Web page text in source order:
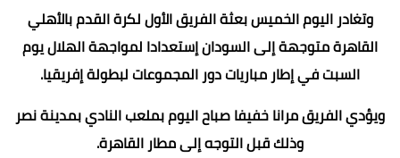
وتغادر اليوم الخميس بعثة الفريق الأول لكرة القدم بالأهلي
القاهرة متوجهة إلى السودان إستعدادا لمواجهة الهلال يوم
السبت في إطار مباريات دور المجموعات لبطولة إفريقيا.
ويؤدي الفريق مرانا خفيفا صباح اليوم بملعب النادي بمدينة نصر
وذلك قبل التوجه إلى مطار القاهرة.